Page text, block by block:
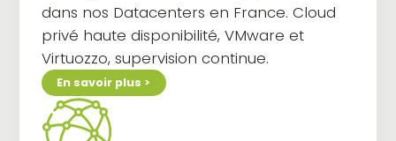
dans nos Datacenters en France. Cloud
privé haute disponibilité, VMware et
Virtuozzo, supervision continue.
En savoir plus >